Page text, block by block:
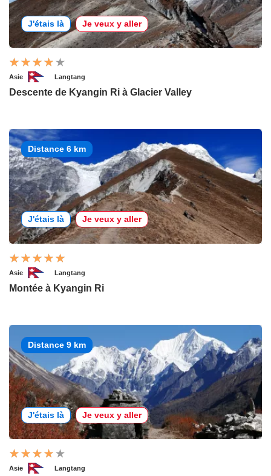
J'étais là Je veux y aller
Asie Langtang
Descente de Kyangin Ri à Glacier Valley
Distance 6 km
J'étais là Je veux y aller
Asie Langtang
Montée à Kyangin Ri
Distance 9 km
J'étais là Je veux y aller
Asie Langtang